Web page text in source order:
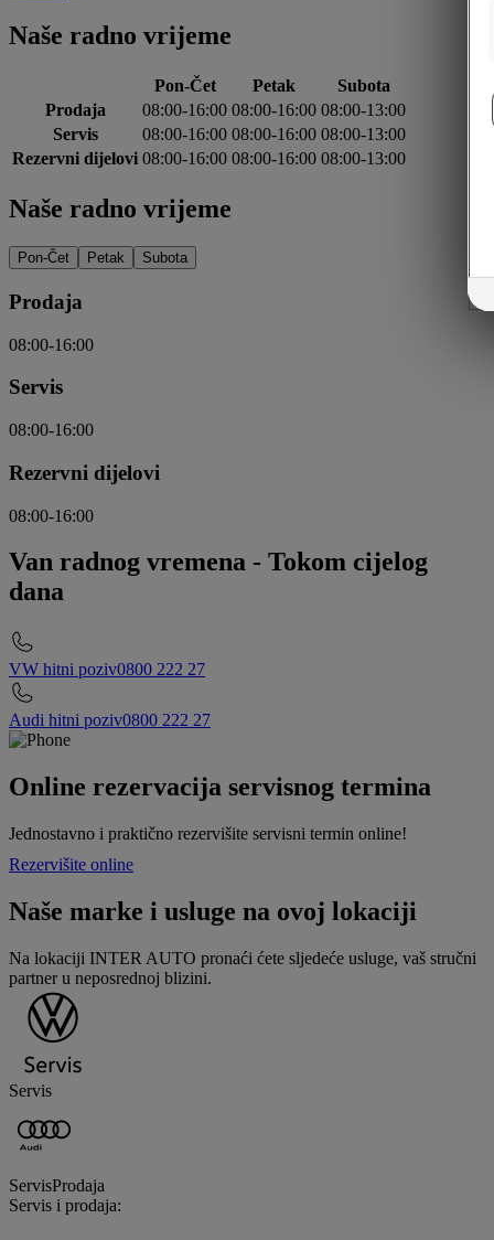
Naše radno vrijeme
Pon-Čet Petak
Subota
Prodaja
08:00-16:00 08:00-16:00 08:00-13:00
Servis
08:00-16:00 08:00-16:00 08:00-13:00
Rezervni dijelovi 08:00-16:00 08:00-16:00 08:00-13:00
Naše radno vrijeme
Pon-Čet Petak Subota
Prodaja
08:00-16:00
Servis
08:00-16:00
Rezervni dijelovi
08:00-16:00
Van radnog vremena - Tokom cijelog
dana
VW hitni poziv0800 222 27
Audi hitni poziv0800 222 27
Online rezervacija servisnog termina
Jednostavno i praktično rezervišite servisni termin online!
Rezervišite online
Naše marke i usluge na ovoj lokaciji
Na lokaciji INTER AUTO pronaći ćete sljedeće usluge, vaš stručni
partner u neposrednoj blizini.
Servis
ServisProdaja
Servis i prodaja: